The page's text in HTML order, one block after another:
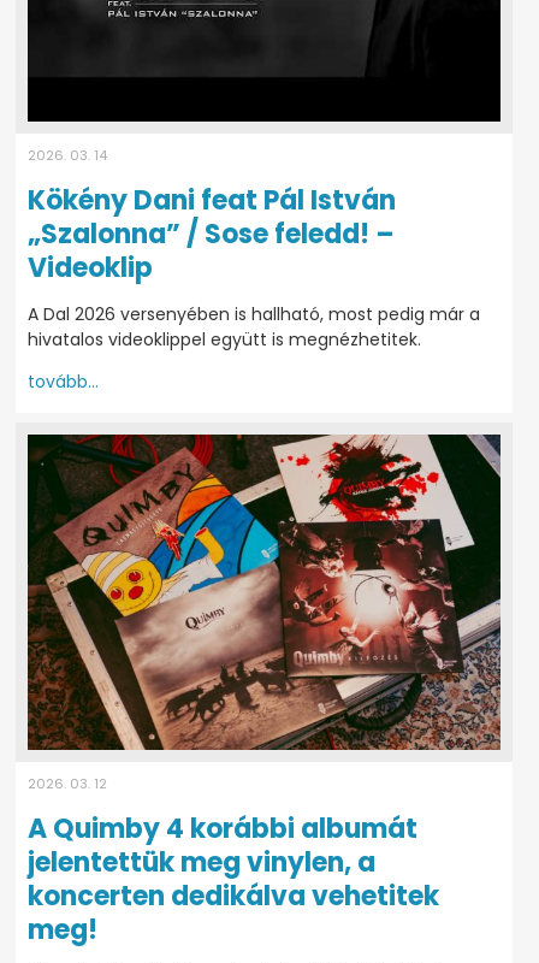
2026. 03. 14
Kökény Dani feat Pál István
„Szalonna” / Sose feledd! –
Videoklip
A Dal 2026 versenyében is hallható, most pedig már a
hivatalos videoklippel együtt is megnézhetitek.
tovább...
2026. 03. 12
A Quimby 4 korábbi albumát
jelentettük meg vinylen, a
koncerten dedikálva vehetitek
meg!